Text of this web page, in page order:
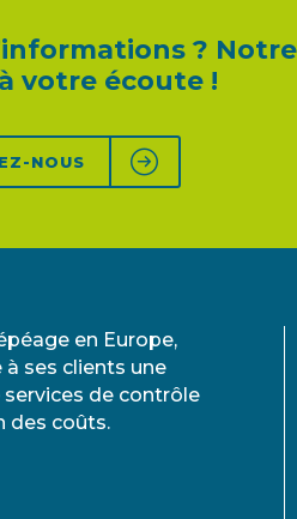
? Notre
votre écoute !
NOUS
en Europe,
ses clients une
de contrôle
des coûts.